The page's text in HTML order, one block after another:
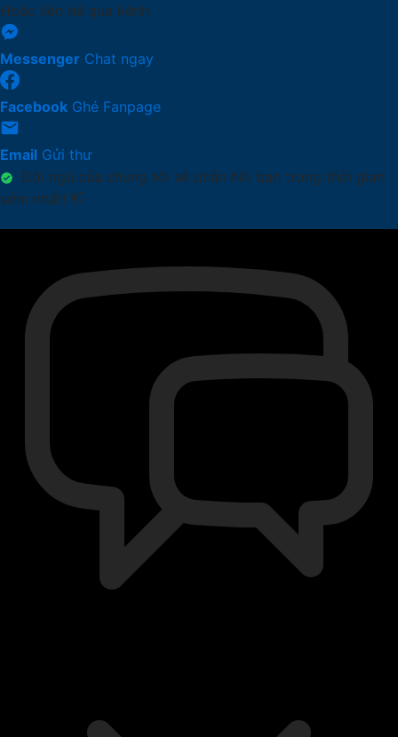
Hoặc liên hệ qua kênh
Messenger Chat ngay
Facebook Ghé Fanpage
Email Gửi thư
Đội ngũ của chúng tôi sẽ phản hồi bạn trong thời gian
sớm nhất! 👋